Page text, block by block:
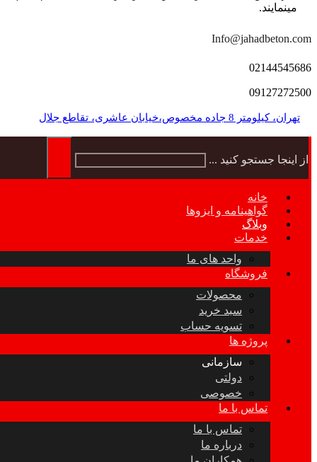
مینمایند.
Info@jahadbeton.com
02144545686
09127272500
تهران، کیلومتر 8 جاده مخصوص،خیابان عاشری، تقاطع جلال
از اینجا جستجو کنید ...
خانه
گواهینامه و ایزوها
وبلاگ
خدمات
واحد های ما
فروشگاه
محصولات
سبد خرید
تسویه حساب
پروژه ها
سازمانی
دولتی
خصوصی
تماس با ما
تماس با ما
درباره ما